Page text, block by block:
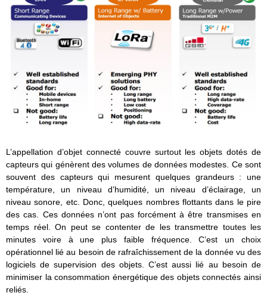
L’appellation d’objet connecté couvre surtout les objets dotés de
capteurs qui génèrent des volumes de données modestes. Ce sont
souvent des capteurs qui mesurent quelques grandeurs : une
température, un niveau d’humidité, un niveau d’éclairage, un
niveau sonore, etc. Donc, quelques nombres flottants dans le pire
des cas. Ces données n’ont pas forcément à être transmises en
temps réel. On peut se contenter de les transmettre toutes les
minutes voire à une plus faible fréquence. C’est un choix
opérationnel lié au besoin de rafraîchissement de la donnée vu des
logiciels de supervision des objets. C’est aussi lié au besoin de
minimiser la consommation énergétique des objets connectés ainsi
reliés.